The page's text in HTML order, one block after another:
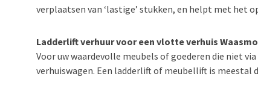
verplaatsen van ‘lastige’ stukken, en helpt met het
Ladderlift verhuur voor een vlotte verhuis
Voor uw waardevolle meubels of goederen die niet
verhuiswagen. Een ladderlift of meubellift is